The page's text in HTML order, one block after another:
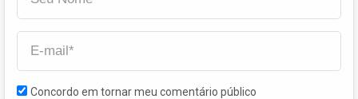
Concordo em tornar meu comentário público